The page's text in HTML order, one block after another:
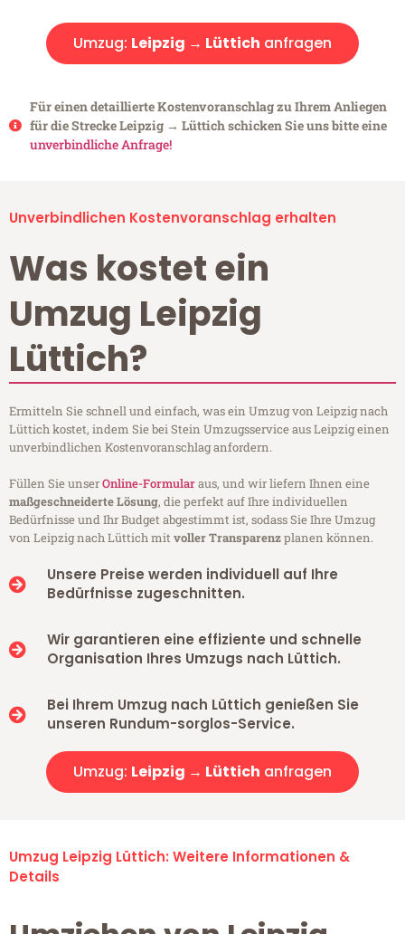
Umzug: Leipzig → Lüttich anfragen
Für einen detaillierte Kostenvoranschlag zu Ihrem Anliegen
für die Strecke Leipzig → Lüttich schicken Sie uns bitte eine
unverbindliche Anfrage!
Unverbindlichen Kostenvoranschlag erhalten
Was kostet ein
Umzug Leipzig
Lüttich?
Ermitteln Sie schnell und einfach, was ein Umzug von Leipzig nach
Lüttich kostet, indem Sie bei Stein Umzugsservice aus Leipzig einen
unverbindlichen Kostenvoranschlag anfordern.
Füllen Sie unserOnline-Formularaus, und wir liefern Ihnen eine
maßgeschneiderte Lösung, die perfekt auf Ihre individuellen
Bedürfnisse und Ihr Budget abgestimmt ist, sodass Sie Ihre Umzug
von Leipzig nach Lüttich mitvoller Transparenzplanen können.
Unsere Preise werden individuell auf Ihre
Bedürfnisse zugeschnitten.
Wir garantieren eine effiziente und schnelle
Organisation Ihres Umzugs nach Lüttich.
Bei Ihrem Umzug nach Lüttich genießen Sie
unseren Rundum-sorglos-Service.
Umzug: Leipzig → Lüttich anfragen
Umzug Leipzig Lüttich: Weitere Informationen &
Details